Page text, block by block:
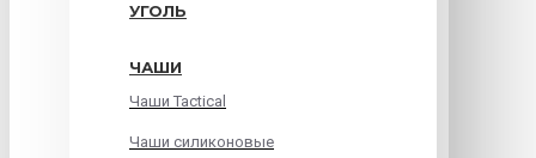
УГОЛЬ
ЧАШИ
Чаши Tactical
Чаши силиконовые